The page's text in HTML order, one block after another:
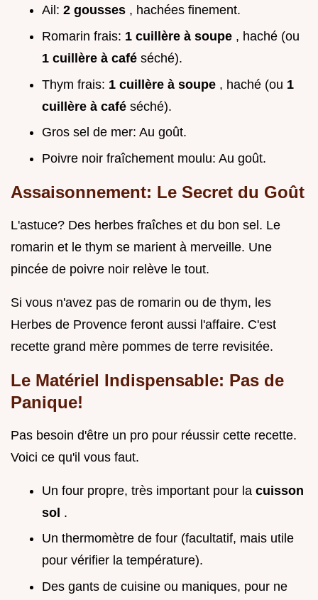
Ail: 2 gousses , hachées finement.
Romarin frais: 1 cuillère à soupe , haché (ou
1 cuillère à café séché).
Thym frais: 1 cuillère à soupe , haché (ou 1
cuillère à café séché).
Gros sel de mer: Au goût.
Poivre noir fraîchement moulu: Au goût.
Assaisonnement: Le Secret du Goût
L'astuce? Des herbes fraîches et du bon sel. Le
romarin et le thym se marient à merveille. Une
pincée de poivre noir relève le tout.
Si vous n'avez pas de romarin ou de thym, les
Herbes de Provence feront aussi l'affaire. C'est
recette grand mère pommes de terre revisitée.
Le Matériel Indispensable: Pas de
Panique!
Pas besoin d'être un pro pour réussir cette recette.
Voici ce qu'il vous faut.
Un four propre, très important pour la cuisson
sol .
Un thermomètre de four (facultatif, mais utile
pour vérifier la température).
Des gants de cuisine ou maniques, pour ne